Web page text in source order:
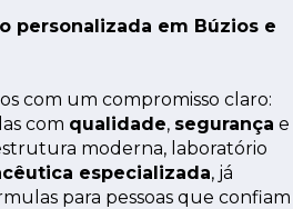
personalizada em Búzios e
com um compromisso claro:
com qualidade, segurança
moderna, laboratório
especializada, já
para pessoas que confiam